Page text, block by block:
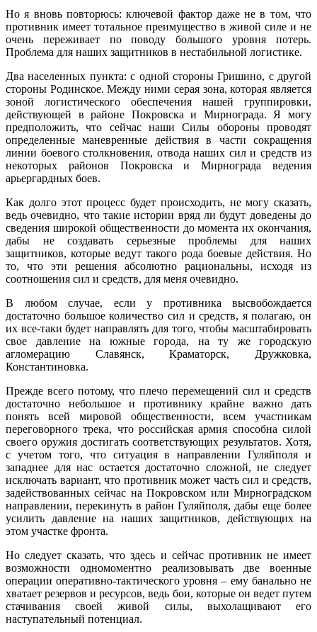
Но я вновь повторюсь: ключевой фактор даже не в том, что
противник имеет тотальное преимущество в живой силе и не
очень переживает по поводу большого уровня потерь.
Проблема для наших защитников в нестабильной логистике.
Два населенных пункта: с одной стороны Гришино, с другой
стороны Родинское. Между ними серая зона, которая является
зоной логистического обеспечения нашей группировки,
действующей в районе Покровска и Мирнограда. Я могу
предположить, что сейчас наши Силы обороны проводят
определенные маневренные действия в части сокращения
линии боевого столкновения, отвода наших сил и средств из
некоторых районов Покровска и Мирнограда ведения
арьергардных боев.
Как долго этот процесс будет происходить, не могу сказать,
ведь очевидно, что такие истории вряд ли будут доведены до
сведения широкой общественности до момента их окончания,
дабы не создавать серьезные проблемы для наших
защитников, которые ведут такого рода боевые действия. Но
то, что эти решения абсолютно рациональны, исходя из
соотношения сил и средств, для меня очевидно.
В любом случае, если у противника высвобождается
достаточно большое количество сил и средств, я полагаю, он
их все-таки будет направлять для того, чтобы масштабировать
свое давление на южные города, на ту же городскую
агломерацию Славянск, Краматорск, Дружковка,
Константиновка.
Прежде всего потому, что плечо перемещений сил и средств
достаточно небольшое и противнику крайне важно дать
понять всей мировой общественности, всем участникам
переговорного трека, что российская армия способна силой
своего оружия достигать соответствующих результатов. Хотя,
с учетом того, что ситуация в направлении Гуляйполя и
западнее для нас остается достаточно сложной, не следует
исключать вариант, что противник может часть сил и средств,
задействованных сейчас на Покровском или Мирноградском
направлении, перекинуть в район Гуляйполя, дабы еще более
усилить давление на наших защитников, действующих на
этом участке фронта.
Но следует сказать, что здесь и сейчас противник не имеет
возможности одномоментно реализовывать две военные
операции оперативно-тактического уровня – ему банально не
хватает резервов и ресурсов, ведь бои, которые он ведет путем
стачивания своей живой силы, выхолащивают его
наступательный потенциал.